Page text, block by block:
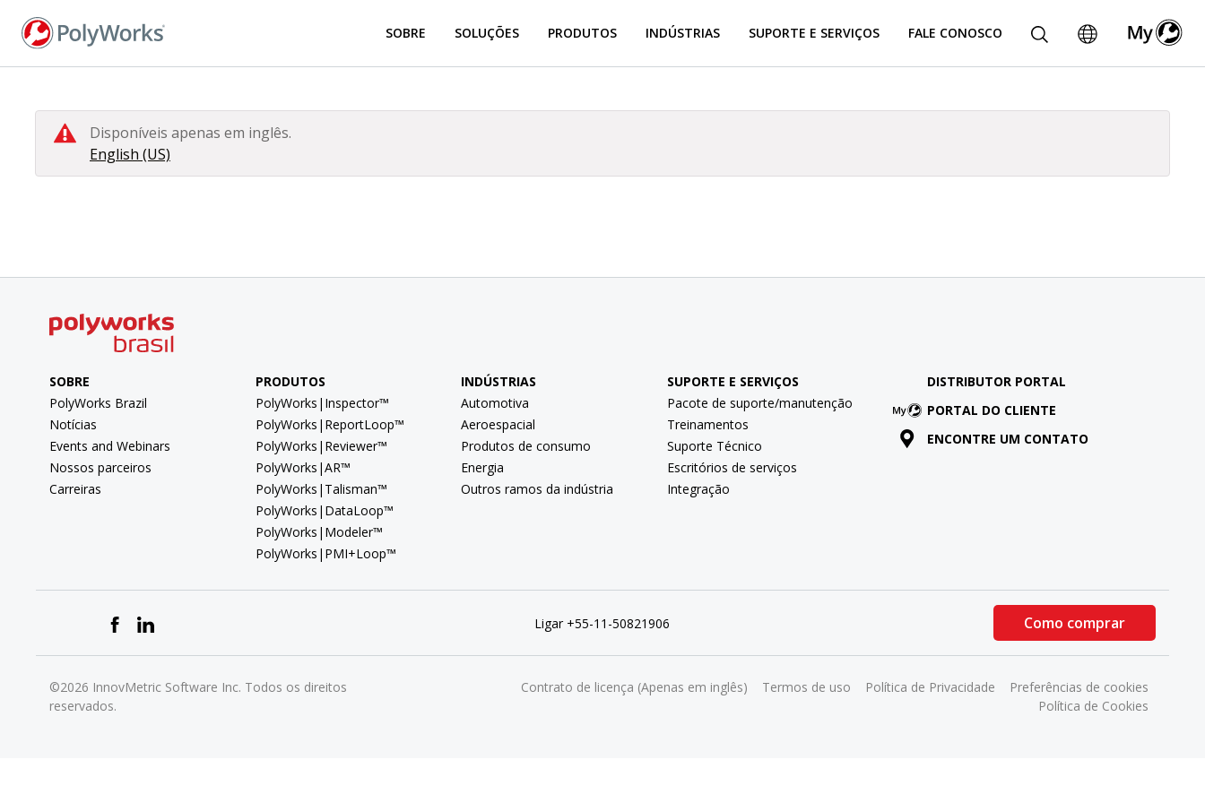
para
SOBRE SOLUÇÕES PRODUTOS INDÚSTRIAS SUPORTE E SERVIÇOS FALE CONOSCO
Disponíveis apenas em inglês.
English (US)
SOBRE
PolyWorks Brazil
Notícias
Events and Webinars
Nossos parceiros
Carreiras
PRODUTOS
PolyWorks|Inspector™
PolyWorks|ReportLoop™
PolyWorks|Reviewer™
PolyWorks|AR™
PolyWorks|Talisman™
PolyWorks|DataLoop™
PolyWorks|Modeler™
PolyWorks|PMI+Loop™
INDÚSTRIAS
Automotiva
Aeroespacial
Produtos de consumo
Energia
Outros ramos da indústria
SUPORTE E SERVIÇOS
Pacote de suporte/manutenção
Treinamentos
Suporte Técnico
Escritórios de serviços
Integração
DISTRIBUTOR PORTAL
PORTAL DO CLIENTE
ENCONTRE UM CONTATO
Ligar +55-11-50821906 Como comprar
©2026 InnovMetric Software Inc. Todos os direitos
reservados.
Contrato de licença (Apenas em inglês) Termos de uso Política de Privacidade
Preferências de cookies
Política de Cookies